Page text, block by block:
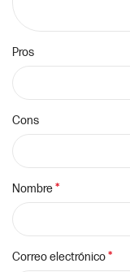
Pros
Cons
Nombre*
Correo electrónico*